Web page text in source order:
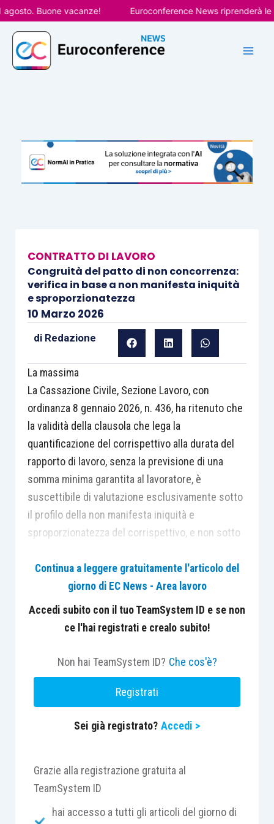
Vai
al
contenuto
Buone vacanze! Euroconference News riprenderà le
CONTRATTO DI LAVORO
Congruità del patto di non concorrenza:
verifica in base a non manifesta iniquità
e sproporzionatezza
10 Marzo 2026
di Redazione
La massima
La Cassazione Civile, Sezione Lavoro, con
ordinanza 8 gennaio 2026, n. 436, ha ritenuto che
la validità della clausola che lega la
quantificazione del corrispettivo alla durata del
rapporto di lavoro, senza la previsione di una
somma minima garantita al lavoratore, è
suscettibile di valutazione esclusivamente sotto
il profilo della non manifesta iniquità e
sproporzionatezza del corrispettivo, e non sotto
determinatezza, essendo quest’ultimo causa
distinta di nullità operante su diverso piano.
Nel caso di specie, il datore di lavoro agiva in
non concorrenza ad opera di un suo ex
dipendente e richiedere il pagamento della
lavoratore contro la decisione della Corte
d’Appello di Roma, che lo aveva condannato al
violazione del patto di non concorrenza stipulato
Continua a leggere gratuitamente l'articolo del
giorno di EC News - Area lavoro
Accedi subito con il tuo TeamSystem ID e se non
ce l'hai registrati e crealo subito!
Non hai TeamSystem ID? Che cos'è?
Registrati
Sei già registrato? Accedi >
Grazie alla registrazione gratuita al
TeamSystem ID
hai accesso a tutti gli articoli del giorno di